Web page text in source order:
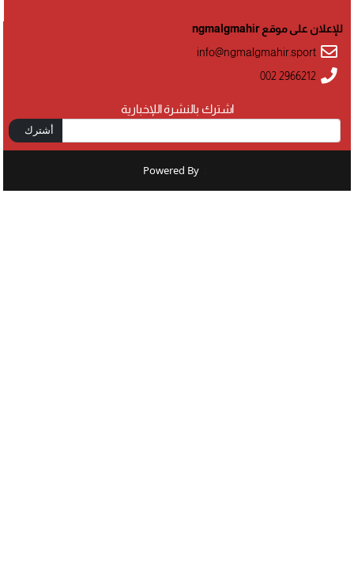
اشترك بالنشرة اللإخبارية
أشترك
للإعلان على موقع ngmalgmahir
info@ngmalgmahir.sport
002 2966212
Powered By